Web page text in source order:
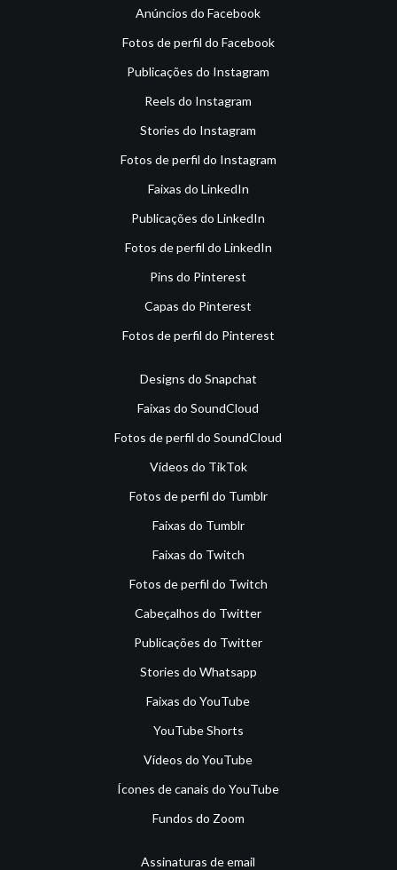
Anúncios do Facebook
Fotos de perfil do Facebook
Publicações do Instagram
Reels do Instagram
Stories do Instagram
Fotos de perfil do Instagram
Faixas do LinkedIn
Publicações do LinkedIn
Fotos de perfil do LinkedIn
Pins do Pinterest
Capas do Pinterest
Fotos de perfil do Pinterest
Designs do Snapchat
Faixas do SoundCloud
Fotos de perfil do SoundCloud
Vídeos do TikTok
Fotos de perfil do Tumblr
Faixas do Tumblr
Faixas do Twitch
Fotos de perfil do Twitch
Cabeçalhos do Twitter
Publicações do Twitter
Stories do Whatsapp
Faixas do YouTube
YouTube Shorts
Vídeos do YouTube
Ícones de canais do YouTube
Fundos do Zoom
Assinaturas de email